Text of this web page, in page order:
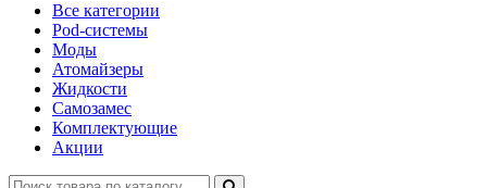
Все категории
Pod-системы
Моды
Атомайзеры
Жидкости
Самозамес
Комплектующие
Акции